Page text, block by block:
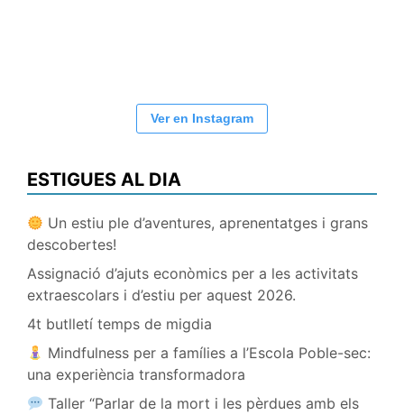
Ver en Instagram
ESTIGUES AL DIA
Un estiu ple d’aventures, aprenentatges i grans
descobertes!
Assignació d’ajuts econòmics per a les activitats
extraescolars i d’estiu per aquest 2026.
4t butlletí temps de migdia
Mindfulness per a famílies a l’Escola Poble-sec:
una experiència transformadora
Taller “Parlar de la mort i les pèrdues amb els